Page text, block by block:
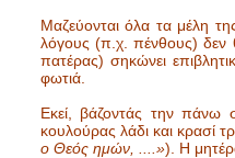
Μαζεύονται όλα τα μέλη
λόγους (π.χ. πένθους) δεν
πατέρας) σηκώνει
φωτιά.
Εκεί, βάζοντάς την πάνω
κουλούρας λάδι και κρασί
ο Θεός ημών, ....»). Η